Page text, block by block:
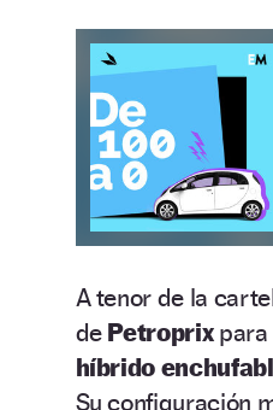
A tenor de la
de Petroprix para
híbrido
Su configuración